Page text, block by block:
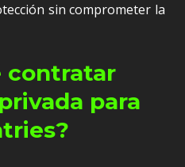
sin comprometer la
contratar
para